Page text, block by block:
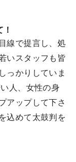
線で提言し、処
いスタッフも皆
っかりしていま
人、女性の身
アップして下さ
込めて太鼓判を